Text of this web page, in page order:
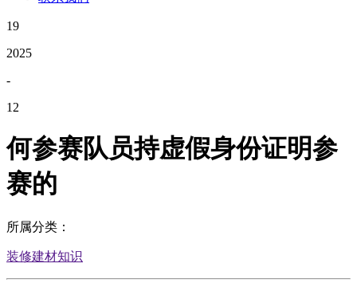
19
2025
-
12
何参赛队员持虚假身份证明参
赛的
所属分类：
装修建材知识